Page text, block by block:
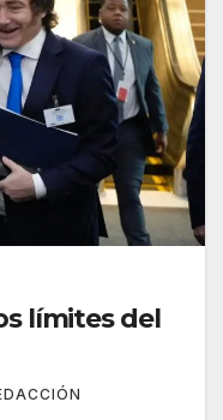
límites del